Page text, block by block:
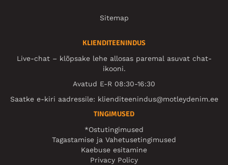
Sitemap
KLIENDITEENINDUS
Live-chat – klõpsake lehe allosas paremal asuvat chat-
ikooni.
Avatud E-R 08:30-16:30
Saatke e-kiri aadressile: klienditeenindus@motleydenim.ee
TINGIMUSED
*Ostutingimused
Tagastamise ja Vahetusetingimused
Kaebuse esitamine
Privacy Policy